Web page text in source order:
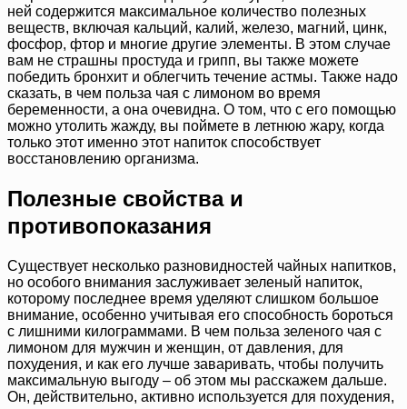
ней содержится максимальное количество полезных
веществ, включая кальций, калий, железо, магний, цинк,
фосфор, фтор и многие другие элементы. В этом случае
вам не страшны простуда и грипп, вы также можете
победить бронхит и облегчить течение астмы. Также надо
сказать, в чем польза чая с лимоном во время
беременности, а она очевидна. О том, что с его помощью
можно утолить жажду, вы поймете в летнюю жару, когда
только этот именно этот напиток способствует
восстановлению организма.
Полезные свойства и
противопоказания
Существует несколько разновидностей чайных напитков,
но особого внимания заслуживает зеленый напиток,
которому последнее время уделяют слишком большое
внимание, особенно учитывая его способность бороться
с лишними килограммами. В чем польза зеленого чая с
лимоном для мужчин и женщин, от давления, для
похудения, и как его лучше заваривать, чтобы получить
максимальную выгоду – об этом мы расскажем дальше.
Он, действительно, активно используется для похудения,